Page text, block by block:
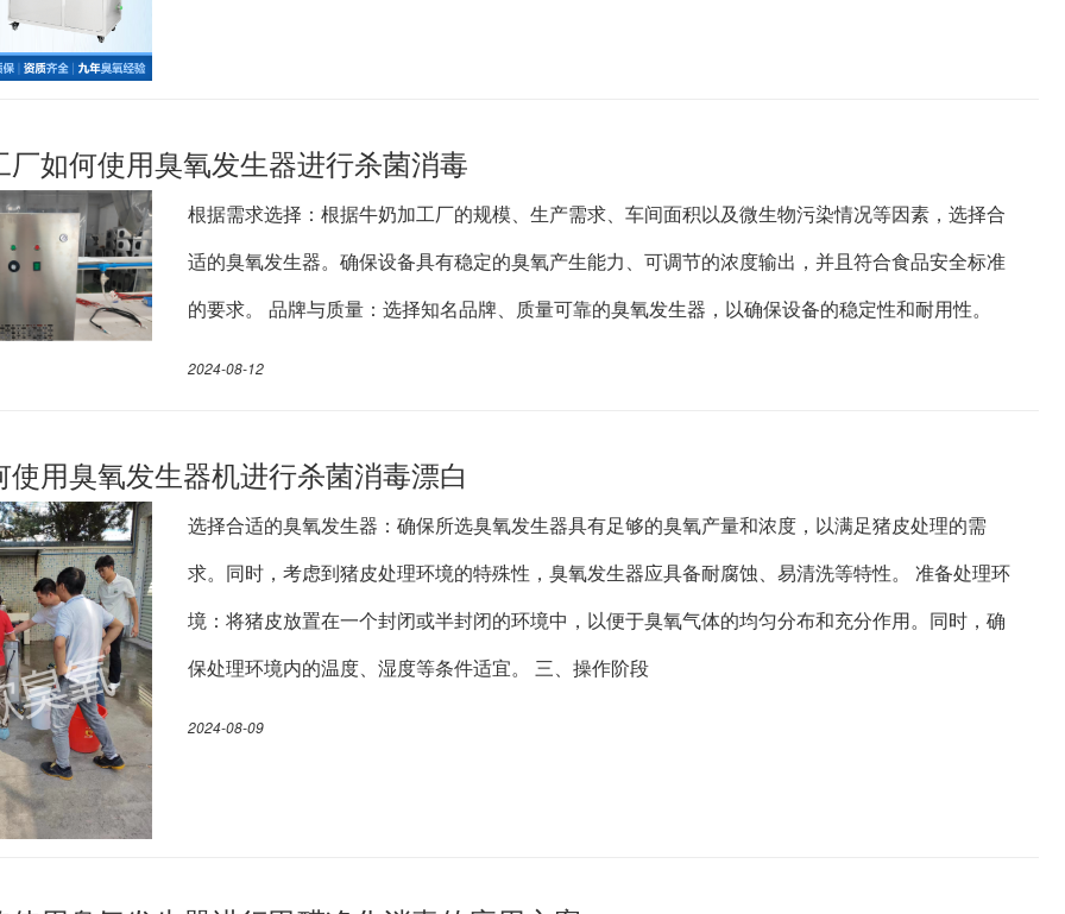
厂如何使用臭氧发生器进行杀菌消毒
根据需求选择：根据牛奶加工厂的规模、生产需求、车间面积以及微生物污染情况等因素，选择合
适的臭氧发生器。确保设备具有稳定的臭氧产生能力、可调节的浓度输出，并且符合食品安全标准
的要求。 品牌与质量：选择知名品牌、质量可靠的臭氧发生器，以确保设备的稳定性和耐用性。
2024-08-12
使用臭氧发生器机进行杀菌消毒漂白
选择合适的臭氧发生器：确保所选臭氧发生器具有足够的臭氧产量和浓度，以满足猪皮处理的需
求。同时，考虑到猪皮处理环境的特殊性，臭氧发生器应具备耐腐蚀、易清洗等特性。 准备处理环
境：将猪皮放置在一个封闭或半封闭的环境中，以便于臭氧气体的均匀分布和充分作用。同时，确
保处理环境内的温度、湿度等条件适宜。 三、操作阶段
2024-08-09